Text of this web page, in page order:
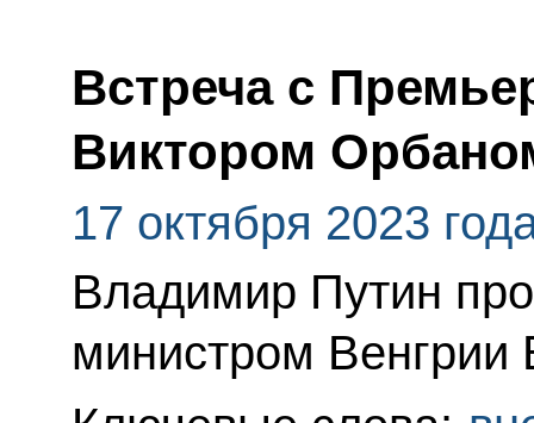
Встреча с
Виктором
17 октября 2023
Владимир Путин
министром